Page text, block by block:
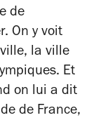
de
On y voit
la ville
Et
on lui a dit
de France,